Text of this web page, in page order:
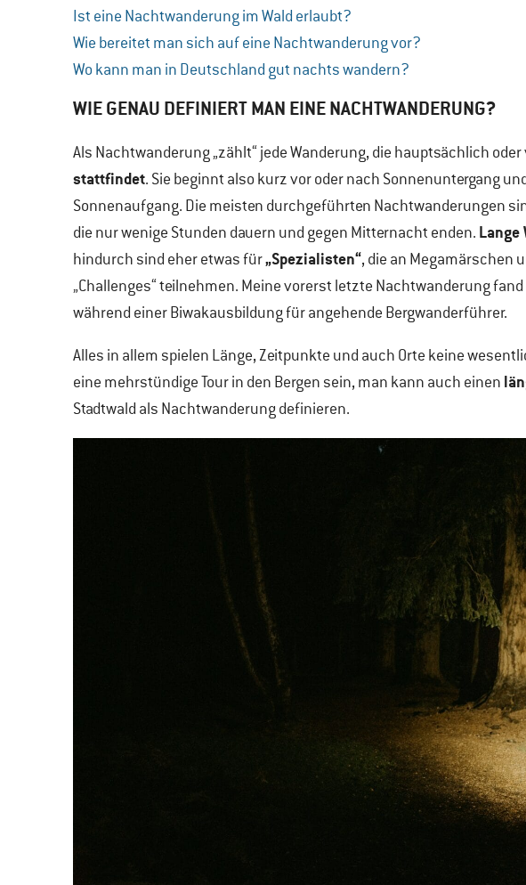
Ist eine Nachtwanderung im Wald erlaubt?
Wie bereitet man sich auf eine Nachtwanderung vor?
Wo kann man in Deutschland gut nachts wandern?
WIE GENAU DEFINIERT MAN EINE NACHTWANDERUNG?
Als Nachtwanderung „zählt“ jede Wanderung, die hauptsächlich
stattfindet. Sie beginnt also kurz vor oder nach Sonnenuntergang
Sonnenaufgang. Die meisten durchgeführten Nachtwanderungen
die nur wenige Stunden dauern und gegen Mitternacht enden. Lange
hindurch sind eher etwas für„Spezialisten“, die an Megamärschen
„Challenges“ teilnehmen. Meine vorerst letzte Nachtwanderung
während einer Biwakausbildung für angehende Bergwanderführer.
Alles in allem spielen Länge, Zeitpunkte und auch Orte keine
eine mehrstündige Tour in den Bergen sein, man kann auch einen
Stadtwald als Nachtwanderung definieren.